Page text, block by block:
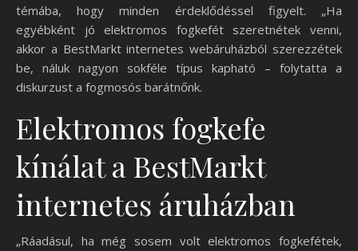
témába, hogy minden érdeklődéssel figyelt. „Ha
egyébként jó elektromos fogkefét szeretnétek venni,
akkor a BestMarkt internetes webáruházból szerezzétek
be, náluk nagyon sokféle típus kapható – folytatta a
diskurzust a fogmosós barátnőnk.
Elektromos fogkefe
kínálat a BestMarkt
internetes áruházban
„Ráadásul, ha még sosem volt elektromos fogkefétek,